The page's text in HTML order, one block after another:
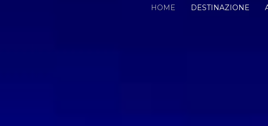
HOME DESTINAZIONE